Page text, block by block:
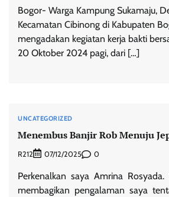
Bogor- Warga Kampung Sukamaju,
Kecamatan Cibinong di Kabupaten
mengadakan kegiatan kerja bakti
20 Oktober 2024 pagi, dari […]
UNCATEGORIZED
Menembus Banjir Rob Menuju
R212 07/12/2025 0
Perkenalkan saya Amrina Rosyada.
membagikan pengalaman saya